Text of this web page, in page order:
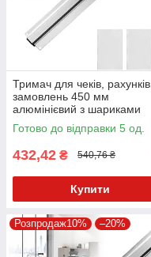
Тримач для чеків, рахунків,
замовлень 450 мм
алюмінієвий з шариками
Stalgast 099102
Готово до відправки 5 од.
432,42 ₴ 540,76 ₴
Купити
Розпродаж10% –20%